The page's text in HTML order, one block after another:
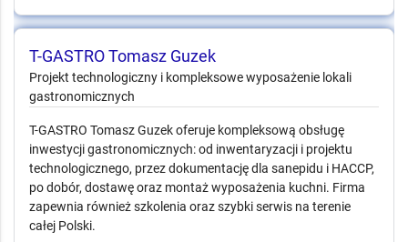
T-GASTRO Tomasz Guzek
Projekt technologiczny i kompleksowe wyposażenie lokali
gastronomicznych
T-GASTRO Tomasz Guzek oferuje kompleksową obsługę
inwestycji gastronomicznych: od inwentaryzacji i projektu
technologicznego, przez dokumentację dla sanepidu i HACCP,
po dobór, dostawę oraz montaż wyposażenia kuchni. Firma
zapewnia również szkolenia oraz szybki serwis na terenie
całej Polski.